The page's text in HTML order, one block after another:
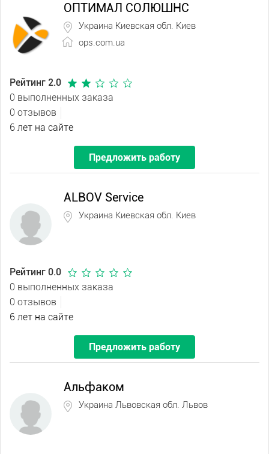
ОПТИМАЛ СОЛЮШНС
Украина Киевская обл. Киев
ops.com.ua
Рейтинг 2.0
0 выполненных заказа
0 отзывов
6 лет на сайте
Предложить работу
ALBOV Service
Украина Киевская обл. Киев
Рейтинг 0.0
0 выполненных заказа
0 отзывов
6 лет на сайте
Предложить работу
Альфаком
Украина Львовская обл. Львов